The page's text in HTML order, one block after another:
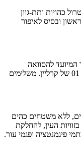
כהויות ותת-גוון
ובסיס לאיפור
המיועד להסוואה
בטפיחות קלות, מטשטשים בעזרת מברשת מס' 01 של קרליין. משלימים
ללא משטחים כהים
העין, להחלקת
פיגמנטציה ופגמי עור.